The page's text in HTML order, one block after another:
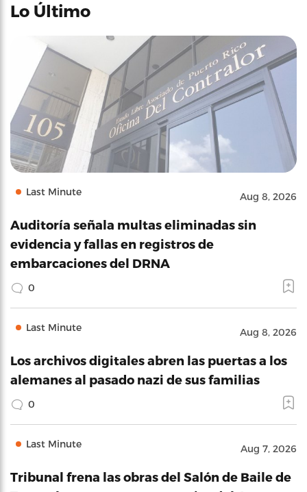
Lo Último
Last Minute Aug 8, 2026
Auditoría señala multas eliminadas sin
evidencia y fallas en registros de
embarcaciones del DRNA
0
Last Minute Aug 8, 2026
Los archivos digitales abren las puertas a los
alemanes al pasado nazi de sus familias
0
Last Minute Aug 7, 2026
Tribunal frena las obras del Salón de Baile de